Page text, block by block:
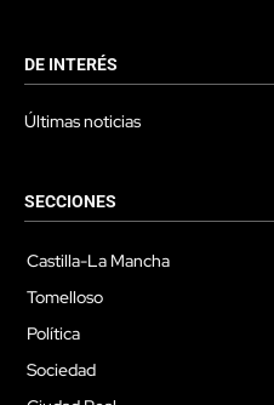
DE INTERÉS
Últimas noticias
SECCIONES
Castilla-La Mancha
Tomelloso
Política
Sociedad